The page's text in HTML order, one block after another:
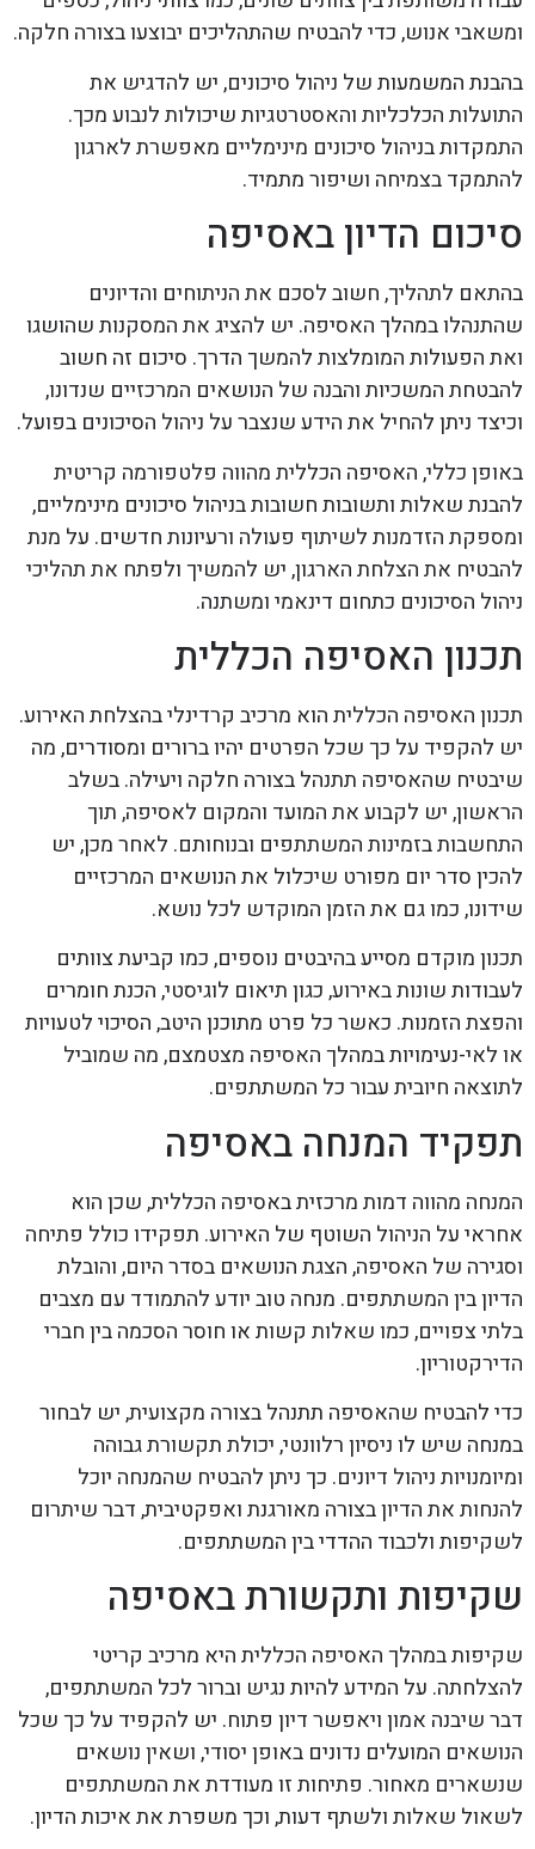
ומשאבי אנוש, כדי להבטיח שהתהליכים יבוצעו בצורה חלקה.
בהבנת המשמעות של ניהול סיכונים, יש להדגיש את
התועלות הכלכליות והאסטרטגיות שיכולות לנבוע מכך.
התמקדות בניהול סיכונים מינימליים מאפשרת לארגון
להתמקד בצמיחה ושיפור מתמיד.
סיכום הדיון באסיפה
בהתאם לתהליך, חשוב לסכם את הניתוחים והדיונים
שהתנהלו במהלך האסיפה. יש להציג את המסקנות שהושגו
ואת הפעולות המומלצות להמשך הדרך. סיכום זה חשוב
להבטחת המשכיות והבנה של הנושאים המרכזיים שנדונו,
וכיצד ניתן להחיל את הידע שנצבר על ניהול הסיכונים בפועל.
באופן כללי, האסיפה הכללית מהווה פלטפורמה קריטית
להבנת שאלות ותשובות חשובות בניהול סיכונים מינימליים,
ומספקת הזדמנות לשיתוף פעולה ורעיונות חדשים. על מנת
להבטיח את הצלחת הארגון, יש להמשיך ולפתח את תהליכי
ניהול הסיכונים כתחום דינאמי ומשתנה.
תכנון האסיפה הכללית
תכנון האסיפה הכללית הוא מרכיב קרדינלי בהצלחת האירוע.
יש להקפיד על כך שכל הפרטים יהיו ברורים ומסודרים, מה
שיבטיח שהאסיפה תתנהל בצורה חלקה ויעילה. בשלב
הראשון, יש לקבוע את המועד והמקום לאסיפה, תוך
התחשבות בזמינות המשתתפים ובנוחותם. לאחר מכן, יש
להכין סדר יום מפורט שיכלול את הנושאים המרכזיים
שידונו, כמו גם את הזמן המוקדש לכל נושא.
תכנון מוקדם מסייע בהיבטים נוספים, כמו קביעת צוותים
לעבודות שונות באירוע, כגון תיאום לוגיסטי, הכנת חומרים
והפצת הזמנות. כאשר כל פרט מתוכנן היטב, הסיכוי לטעויות
או לאי-נעימויות במהלך האסיפה מצטמצם, מה שמוביל
לתוצאה חיובית עבור כל המשתתפים.
תפקיד המנחה באסיפה
המנחה מהווה דמות מרכזית באסיפה הכללית, שכן הוא
אחראי על הניהול השוטף של האירוע. תפקידו כולל פתיחה
וסגירה של האסיפה, הצגת הנושאים בסדר היום, והובלת
הדיון בין המשתתפים. מנחה טוב יודע להתמודד עם מצבים
בלתי צפויים, כמו שאלות קשות או חוסר הסכמה בין חברי
הדירקטוריון.
כדי להבטיח שהאסיפה תתנהל בצורה מקצועית, יש לבחור
במנחה שיש לו ניסיון רלוונטי, יכולת תקשורת גבוהה
ומיומנויות ניהול דיונים. כך ניתן להבטיח שהמנחה יוכל
להנחות את הדיון בצורה מאורגנת ואפקטיבית, דבר שיתרום
לשקיפות ולכבוד ההדדי בין המשתתפים.
שקיפות ותקשורת באסיפה
שקיפות במהלך האסיפה הכללית היא מרכיב קריטי
להצלחתה. על המידע להיות נגיש וברור לכל המשתתפים,
דבר שיבנה אמון ויאפשר דיון פתוח. יש להקפיד על כך שכל
הנושאים המועלים נדונים באופן יסודי, ושאין נושאים
שנשארים מאחור. פתיחות זו מעודדת את המשתתפים
לשאול שאלות ולשתף דעות, וכך משפרת את איכות הדיון.